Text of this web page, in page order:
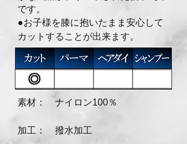
です。
●お子様を膝に抱いたまま安心して
カットすること が出来ます。
素材： ナイロン100％
加工： 撥水加工